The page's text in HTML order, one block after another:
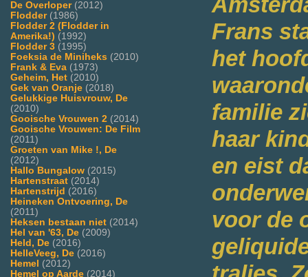
De Overloper(2012)
Flodder(1986)
Flodder 2 (Flodder in
Amerika!) (1992)
Flodder 3 (1995)
Foeksia de Miniheks (2010)
Frank & Eva (1973)
Geheim, Het (2010)
Gek van Oranje (2018)
Gelukkige Huisvrouw, De
(2010)
Gooische Vrouwen 2 (2014)
Gooische Vrouwen: De Film
(2011)
Groeten van Mike !, De
(2012)
Hallo Bungalow (2015)
Hartenstraat (2014)
Hartenstrijd (2016)
Heineken Ontvoering, De
(2011)
Heksen bestaan niet (2014)
Hel van '63, De (2009)
Held, De (2016)
HelleVeeg, De (2016)
Hemel (2012)
Hemel op Aarde (2014)
Frans
het
familie
haar
en eist
voor de